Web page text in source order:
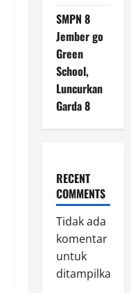
SMPN 8
Jember go
Green
School,
Luncurkan
Garda 8
RECENT
COMMENTS
Tidak ada
komentar
untuk
ditampilkan.